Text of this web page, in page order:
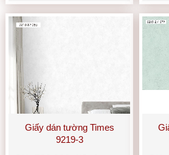
Giấy dán tường Times
9219-3